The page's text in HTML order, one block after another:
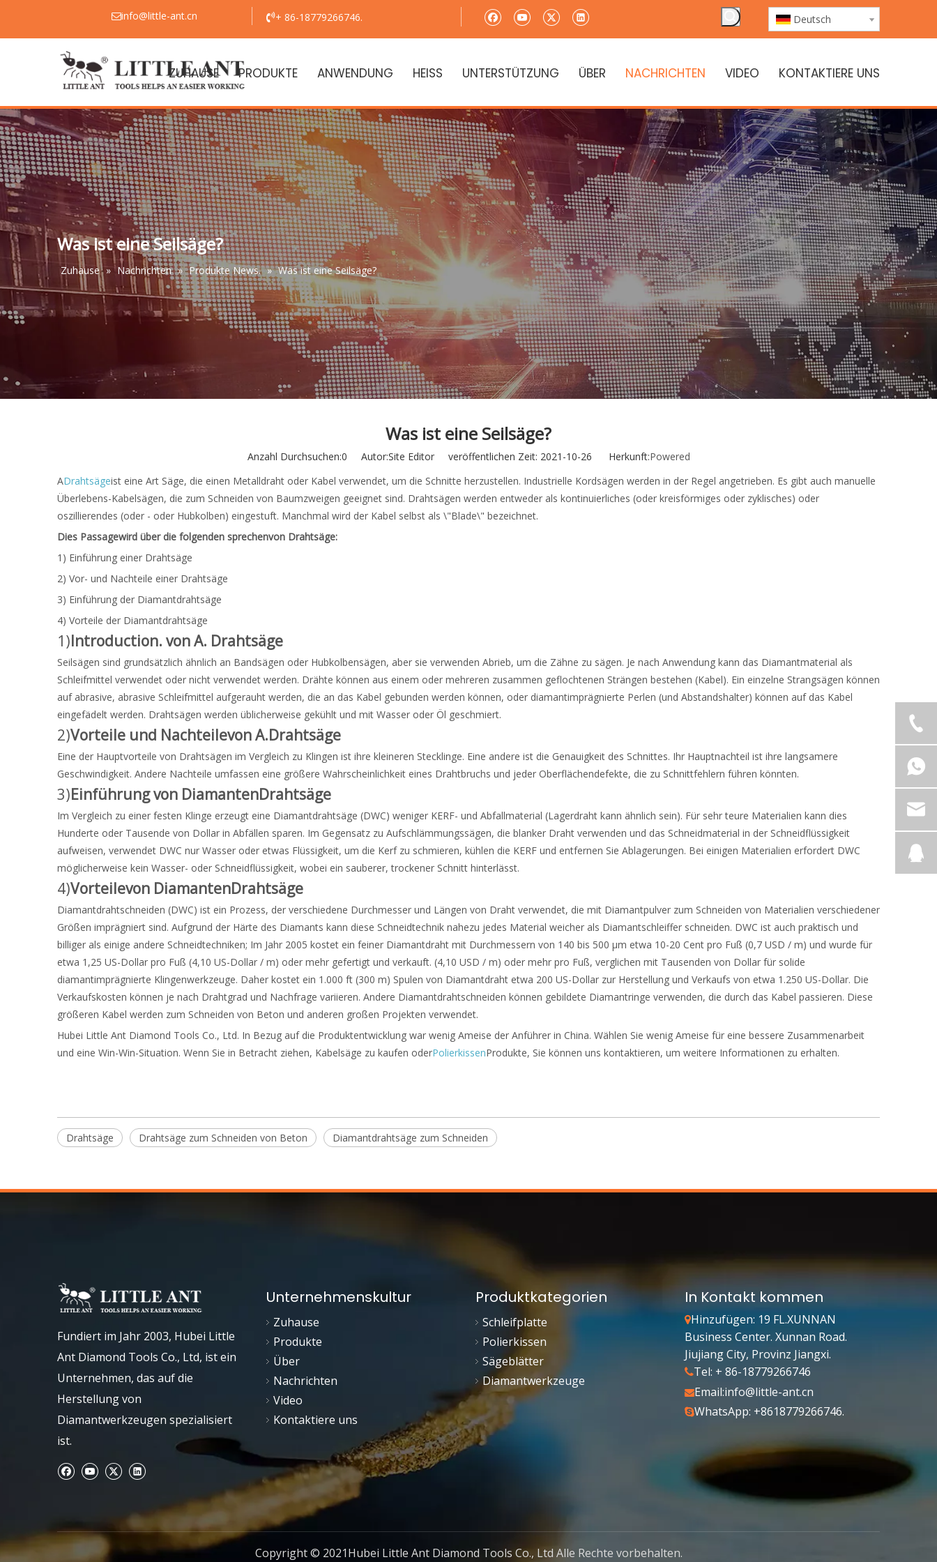
info@little-ant.cn + 86-18779266746. Deutsch
ZUHAUSE PRODUKTE ANWENDUNG HEISS UNTERSTÜTZUNG ÜBER NACHRICHTEN VIDEO KONTAKTIERE UNS
Was ist eine Seilsäge?
Zuhause » Nachrichten » Produkte News. » Was ist eine Seilsäge?
Was ist eine Seilsäge?
Anzahl Durchsuchen:0 Autor:Site Editor veröffentlichen Zeit: 2021-10-26 Herkunft:Powered
ADrahtsägeist eine Art Säge, die einen Metalldraht oder Kabel verwendet, um die Schnitte herzustellen. Industrielle Kordsägen werden in der Regel angetrieben. Es gibt auch manuelle
Überlebens-Kabelsägen, die zum Schneiden von Baumzweigen geeignet sind. Drahtsägen werden entweder als kontinuierliches (oder kreisförmiges oder zyklisches) oder
oszillierendes (oder - oder Hubkolben) eingestuft. Manchmal wird der Kabel selbst als \"Blade\" bezeichnet.
Dies Passagewird über die folgenden sprechenvon Drahtsäge:
1) Einführung einer Drahtsäge
2) Vor- und Nachteile einer Drahtsäge
3) Einführung der Diamantdrahtsäge
4) Vorteile der Diamantdrahtsäge
1)Introduction. von A. Drahtsäge
Seilsägen sind grundsätzlich ähnlich an Bandsägen oder Hubkolbensägen, aber sie verwenden Abrieb, um die Zähne zu sägen. Je nach Anwendung kann das Diamantmaterial als
Schleifmittel verwendet oder nicht verwendet werden. Drähte können aus einem oder mehreren zusammen geflochtenen Strängen bestehen (Kabel). Ein einzelne Strangsägen können
auf abrasive, abrasive Schleifmittel aufgerauht werden, die an das Kabel gebunden werden können, oder diamantimprägnierte Perlen (und Abstandshalter) können auf das Kabel
eingefädelt werden. Drahtsägen werden üblicherweise gekühlt und mit Wasser oder Öl geschmiert.
2)Vorteile und Nachteilevon A.Drahtsäge
Eine der Hauptvorteile von Drahtsägen im Vergleich zu Klingen ist ihre kleineren Stecklinge. Eine andere ist die Genauigkeit des Schnittes. Ihr Hauptnachteil ist ihre langsamere
Geschwindigkeit. Andere Nachteile umfassen eine größere Wahrscheinlichkeit eines Drahtbruchs und jeder Oberflächendefekte, die zu Schnittfehlern führen könnten.
3)Einführung von DiamantenDrahtsäge
Im Vergleich zu einer festen Klinge erzeugt eine Diamantdrahtsäge (DWC) weniger KERF- und Abfallmaterial (Lagerdraht kann ähnlich sein). Für sehr teure Materialien kann dies
Hunderte oder Tausende von Dollar in Abfällen sparen. Im Gegensatz zu Aufschlämmungssägen, die blanker Draht verwenden und das Schneidmaterial in der Schneidflüssigkeit
aufweisen, verwendet DWC nur Wasser oder etwas Flüssigkeit, um die Kerf zu schmieren, kühlen die KERF und entfernen Sie Ablagerungen. Bei einigen Materialien erfordert DWC
möglicherweise kein Wasser- oder Schneidflüssigkeit, wobei ein sauberer, trockener Schnitt hinterlässt.
4)Vorteilevon DiamantenDrahtsäge
Diamantdrahtschneiden (DWC) ist ein Prozess, der verschiedene Durchmesser und Längen von Draht verwendet, die mit Diamantpulver zum Schneiden von Materialien verschiedener
Größen imprägniert sind. Aufgrund der Härte des Diamants kann diese Schneidtechnik nahezu jedes Material weicher als Diamantschleiffer schneiden. DWC ist auch praktisch und
billiger als einige andere Schneidtechniken; Im Jahr 2005 kostet ein feiner Diamantdraht mit Durchmessern von 140 bis 500 μm etwa 10-20 Cent pro Fuß (0,7 USD / m) und wurde für
etwa 1,25 US-Dollar pro Fuß (4,10 US-Dollar / m) oder mehr gefertigt und verkauft. (4,10 USD / m) oder mehr pro Fuß, verglichen mit Tausenden von Dollar für solide
diamantimprägnierte Klingenwerkzeuge. Daher kostet ein 1.000 ft (300 m) Spulen von Diamantdraht etwa 200 US-Dollar zur Herstellung und Verkaufs von etwa 1.250 US-Dollar. Die
Verkaufskosten können je nach Drahtgrad und Nachfrage variieren. Andere Diamantdrahtschneiden können gebildete Diamantringe verwenden, die durch das Kabel passieren. Diese
größeren Kabel werden zum Schneiden von Beton und anderen großen Projekten verwendet.
Hubei Little Ant Diamond Tools Co., Ltd. In Bezug auf die Produktentwicklung war wenig Ameise der Anführer in China. Wählen Sie wenig Ameise für eine bessere Zusammenarbeit
und eine Win-Win-Situation. Wenn Sie in Betracht ziehen, Kabelsäge zu kaufen oderPolierkissenProdukte, Sie können uns kontaktieren, um weitere Informationen zu erhalten.
Drahtsäge Drahtsäge zum Schneiden von Beton Diamantdrahtsäge zum Schneiden
Fundiert im Jahr 2003, Hubei Little
Ant Diamond Tools Co., Ltd, ist ein
Unternehmen, das auf die
Herstellung von
Diamantwerkzeugen spezialisiert
ist.
Unternehmenskultur
Zuhause
Produkte
Über
Nachrichten
Video
Kontaktiere uns
Produktkategorien
Schleifplatte
Polierkissen
Sägeblätter
Diamantwerkzeuge
In Kontakt kommen
Hinzufügen: 19 FL.XUNNAN
Business Center. Xunnan Road.
Jiujiang City, Provinz Jiangxi.
Tel: + 86-18779266746
Email:info@little-ant.cn
WhatsApp: +8618779266746.
Copyright © 2021Hubei Little Ant Diamond Tools Co., Ltd Alle Rechte vorbehalten.